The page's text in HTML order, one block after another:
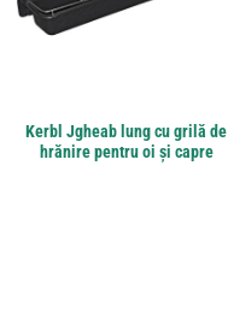
Kerbl Jgheab lung cu grilă de
hrănire pentru oi și capre